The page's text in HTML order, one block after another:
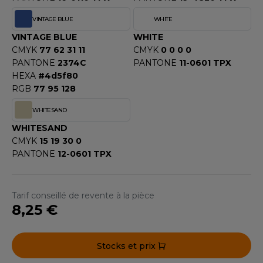
CLOTHING
DENIM
JAYS
VINTAGE BLUE
VINTAGE BLUE
CMYK 77 62 31 11
PANTONE 2374C
HEXA #4d5f80
RGB 77 95 128
WHITE
WHITE
CMYK 0 0 0 0
PANTONE 11-0601 TPX
WHITESAND
WHITESAND
CMYK 15 19 30 0
PANTONE 12-0601 TPX
Tarif conseillé de revente à la pièce
8,25 €
Stocks et prix